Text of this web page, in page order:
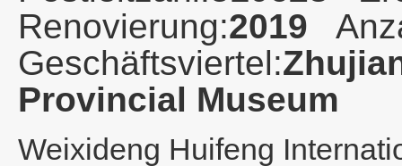
Renovierung:2019
Geschäftsviertel:
Provincial Museum
Weixideng Huifeng